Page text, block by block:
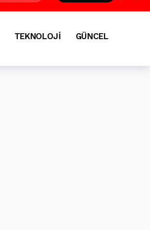
TEKNOLOJİ
GÜNCEL